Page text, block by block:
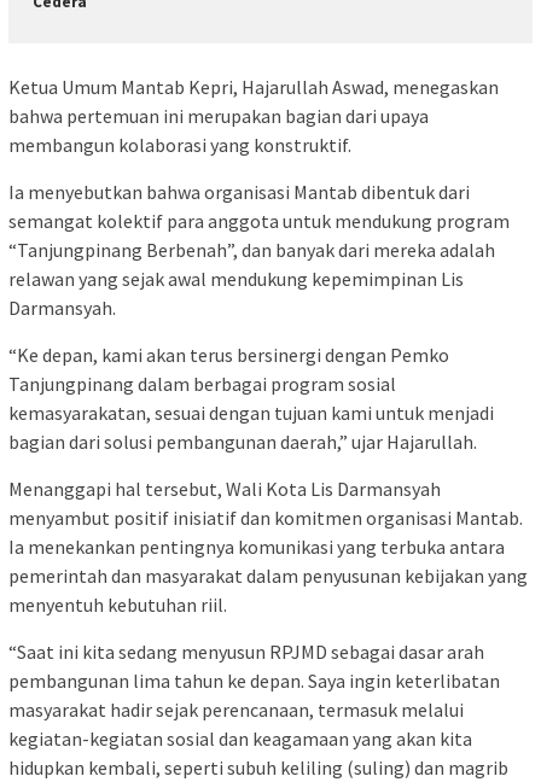
Ketua Umum Mantab Kepri, Hajarullah Aswad, menegaskan
bahwa pertemuan ini merupakan bagian dari upaya
membangun kolaborasi yang konstruktif.
Ia menyebutkan bahwa organisasi Mantab dibentuk dari
semangat kolektif para anggota untuk mendukung program
“Tanjungpinang Berbenah”, dan banyak dari mereka adalah
relawan yang sejak awal mendukung kepemimpinan Lis
Darmansyah.
“Ke depan, kami akan terus bersinergi dengan Pemko
Tanjungpinang dalam berbagai program sosial
kemasyarakatan, sesuai dengan tujuan kami untuk menjadi
bagian dari solusi pembangunan daerah,” ujar Hajarullah.
Menanggapi hal tersebut, Wali Kota Lis Darmansyah
menyambut positif inisiatif dan komitmen organisasi Mantab.
Ia menekankan pentingnya komunikasi yang terbuka antara
pemerintah dan masyarakat dalam penyusunan kebijakan yang
menyentuh kebutuhan riil.
“Saat ini kita sedang menyusun RPJMD sebagai dasar arah
pembangunan lima tahun ke depan. Saya ingin keterlibatan
masyarakat hadir sejak perencanaan, termasuk melalui
kegiatan-kegiatan sosial dan keagamaan yang akan kita
hidupkan kembali, seperti subuh keliling (suling) dan magrib